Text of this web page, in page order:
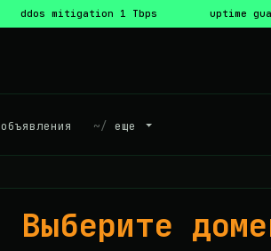
ddos mitigation 1 Tbps uptime
объявления еще
Выберите